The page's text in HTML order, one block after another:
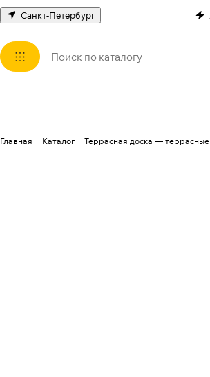
Санкт-Петербург
Главная Каталог Террасная доска —